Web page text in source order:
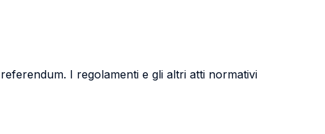
I regolamenti e gli altri atti normativi